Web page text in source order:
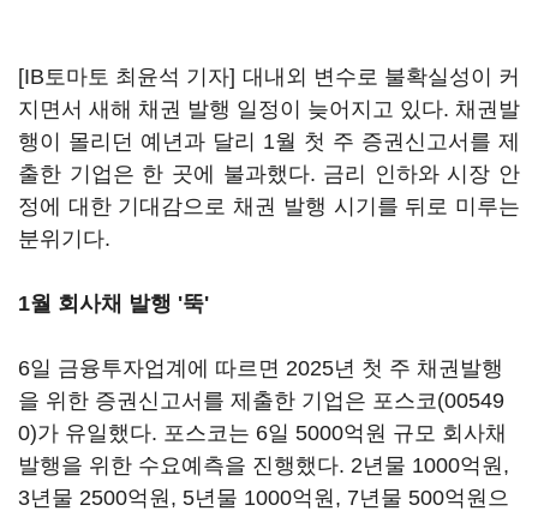
[IB토마토 최윤석 기자] 대내외 변수로 불확실성이 커
지면서 새해 채권 발행 일정이 늦어지고 있다. 채권발
행이 몰리던 예년과 달리 1월 첫 주 증권신고서를 제
출한 기업은 한 곳에 불과했다. 금리 인하와 시장 안
정에 대한 기대감으로 채권 발행 시기를 뒤로 미루는
분위기다.
1월 회사채 발행 '뚝'
6일 금융투자업계에 따르면 2025년 첫 주 채권발행
을 위한 증권신고서를 제출한 기업은 포스코(00549
0)가 유일했다. 포스코는 6일 5000억원 규모 회사채
발행을 위한 수요예측을 진행했다. 2년물 1000억원,
3년물 2500억원, 5년물 1000억원, 7년물 500억원으